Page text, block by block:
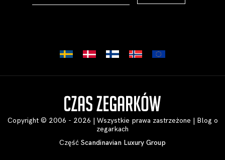
Copyright © 2006 - 2026 | Wszystkie prawa zastrzeżone | Blog o
zegarkach
Część Scandinavian Luxury Group